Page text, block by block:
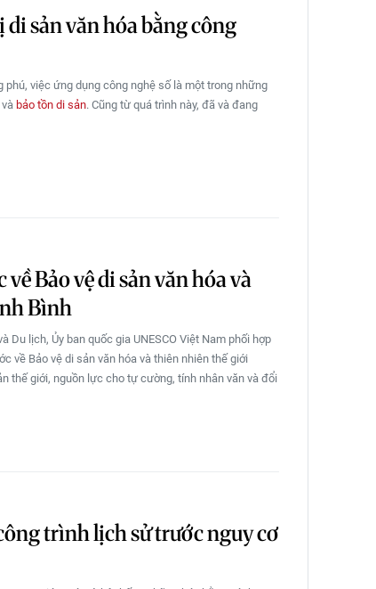
sản văn hóa bằng công
việc ứng dụng công nghệ số là một trong những
bảo tồn di sản. Cũng từ quá trình này, đã và đang
Bảo vệ di sản văn hóa và
Bình
Du lịch, Ủy ban quốc gia UNESCO Việt Nam phối hợp
về Bảo vệ di sản văn hóa và thiên nhiên thế giới
thế giới, nguồn lực cho tự cường, tính nhân văn và đổi
trình lịch sử trước nguy cơ